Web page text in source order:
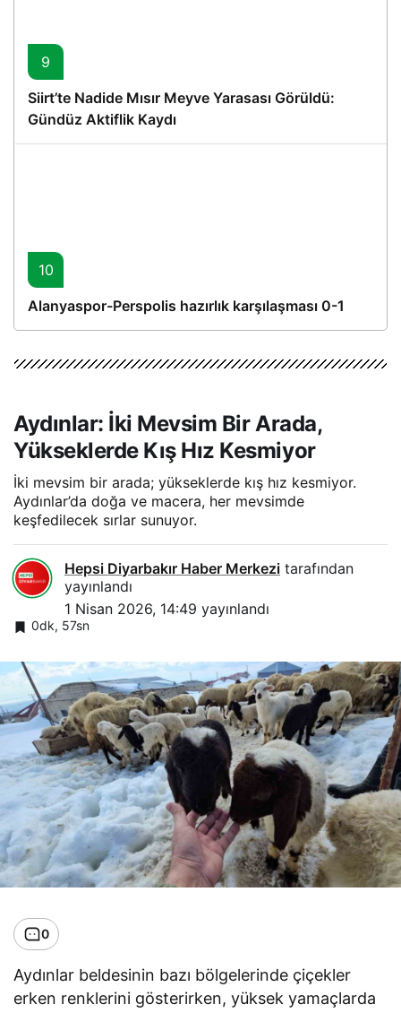
9
Siirt’te Nadide Mısır Meyve Yarasası Görüldü:
Gündüz Aktiflik Kaydı
10
Alanyaspor-Perspolis hazırlık karşılaşması 0-1
Aydınlar: İki Mevsim Bir Arada,
Yükseklerde Kış Hız Kesmiyor
İki mevsim bir arada; yükseklerde kış hız kesmiyor.
Aydınlar’da doğa ve macera, her mevsimde
keşfedilecek sırlar sunuyor.
Hepsi Diyarbakır Haber Merkezi tarafından
yayınlandı
1 Nisan 2026, 14:49 yayınlandı
0dk, 57sn
0
Aydınlar beldesinin bazı bölgelerinde çiçekler
erken renklerini gösterirken, yüksek yamaçlarda